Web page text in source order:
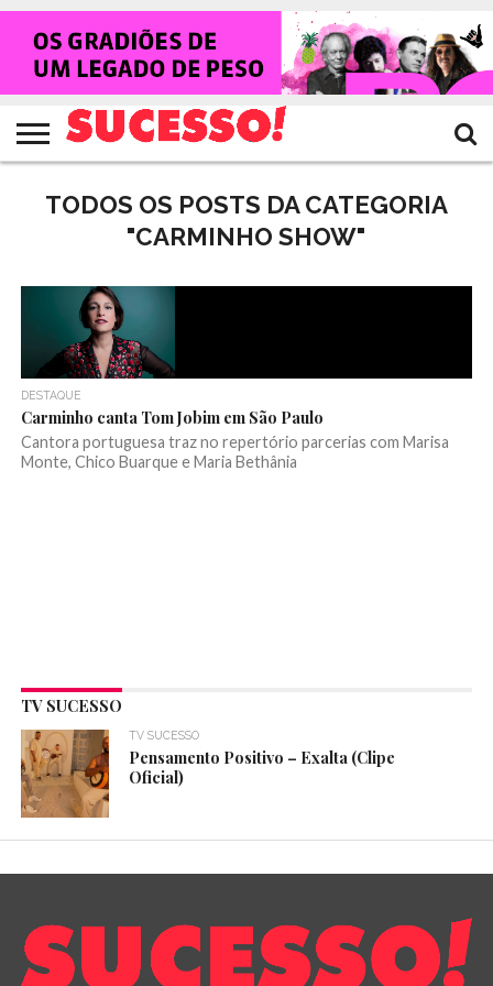
HOME
NOTÍCIAS
SHOWS
ENTREVISTAS
CLIQUES
RANKING
CROWLEY
TV
SUCESSO!
REVISTA
SUCESSO!
TODOS OS POSTS DA CATEGORIA
"CARMINHO SHOW"
DESTAQUE
Carminho canta Tom Jobim em São Paulo
Cantora portuguesa traz no repertório parcerias com Marisa
Monte, Chico Buarque e Maria Bethânia
TV SUCESSO
TV SUCESSO
Pensamento Positivo – Exalta (Clipe
Oficial)